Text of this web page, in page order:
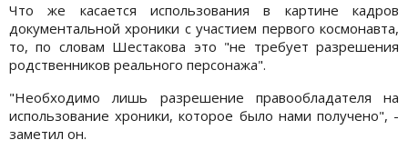
Что же касается использования в картине кадров
документальной хроники с участием первого космонавта,
то, по словам Шестакова это "не требует разрешения
родственников реального персонажа".
"Необходимо лишь разрешение правообладателя на
использование хроники, которое было нами получено", -
заметил он.